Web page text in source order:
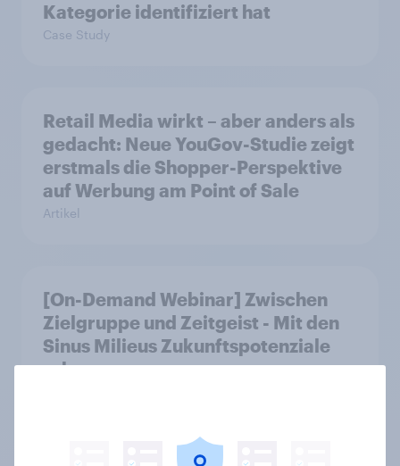
Kategorie identifiziert hat
Case Study
Retail Media wirkt – aber anders als
gedacht: Neue YouGov-Studie zeigt
erstmals die Shopper-Perspektive
auf Werbung am Point of Sale
Artikel
[On-Demand Webinar] Zwischen
Zielgruppe und Zeitgeist - Mit den
Sinus Milieus Zukunftspotenziale
erkennen